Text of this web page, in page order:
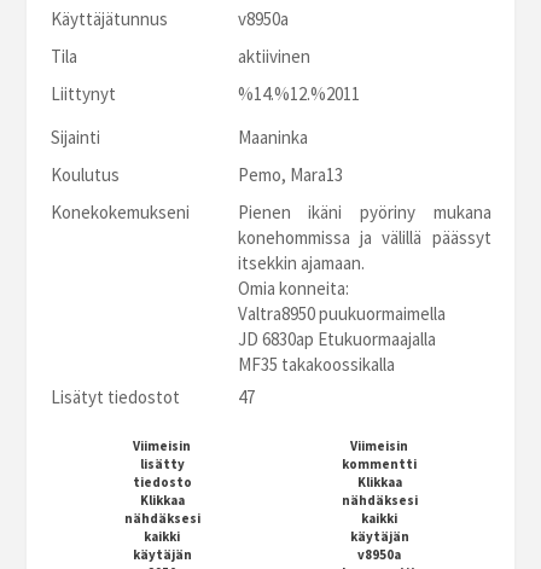
Käyttäjätunnus
v8950a
Tila
aktiivinen
Liittynyt
%14.%12.%2011
Sijainti
Maaninka
Koulutus
Pemo, Mara13
Konekokemukseni
Pienen ikäni pyöriny mukana
konehommissa ja välillä päässyt
itsekkin ajamaan.
Omia konneita:
Valtra8950 puukuormaimella
JD 6830ap Etukuormaajalla
MF35 takakoossikalla
Lisätyt tiedostot
47
Viimeisin
lisätty
tiedosto
Klikkaa
nähdäksesi
kaikki
käytäjän
Viimeisin
kommentti
Klikkaa
nähdäksesi
kaikki
käytäjän
v8950a